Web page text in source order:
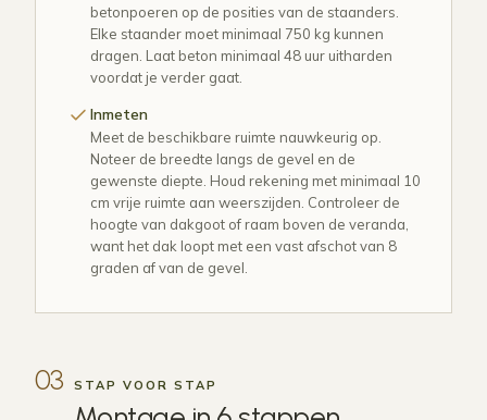
betonpoeren op de posities van de staanders.
Elke staander moet minimaal 750 kg kunnen
dragen. Laat beton minimaal 48 uur uitharden
voordat je verder gaat.
Inmeten
Meet de beschikbare ruimte nauwkeurig op.
Noteer de breedte langs de gevel en de
gewenste diepte. Houd rekening met minimaal 10
cm vrije ruimte aan weerszijden. Controleer de
hoogte van dakgoot of raam boven de veranda,
want het dak loopt met een vast afschot van 8
graden af van de gevel.
03 STAP VOOR STAP